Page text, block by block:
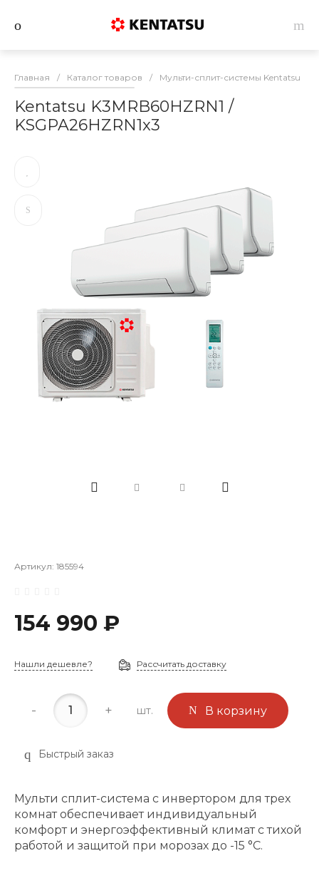
Главная / Каталог товаров / Мульти-сплит-системы Kentatsu
Kentatsu K3MRB60HZRN1 /
KSGPA26HZRN1x3
Артикул: 185594
154 990 ₽
Нашли дешевле? Рассчитать доставку
- + шт. В корзину
Быстрый заказ
Мульти сплит-система с инвертором для трех
комнат обеспечивает индивидуальный
комфорт и энергоэффективный климат с тихой
работой и защитой при морозах до -15 °C.